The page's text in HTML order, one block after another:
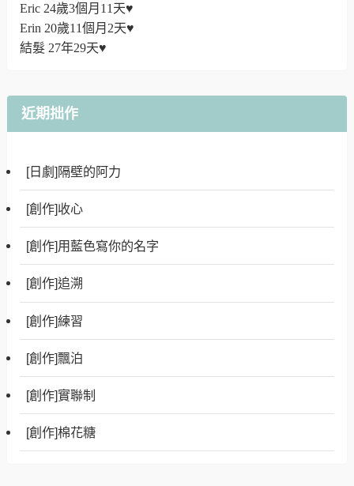
Eric 24歲3個月11天♥
Erin 20歲11個月2天♥
結髮 27年29天♥
近期拙作
[日劇]隔壁的阿力
[創作]收心
[創作]用藍色寫你的名字
[創作]追溯
[創作]練習
[創作]飄泊
[創作]實聯制
[創作]棉花糖